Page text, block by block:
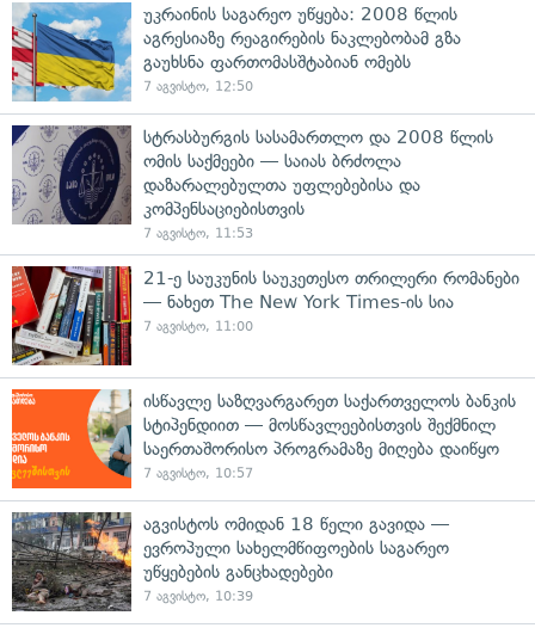
უკრაინის საგარეო უწყება: 2008 წლის
აგრესიაზე რეაგირების ნაკლებობამ გზა
გაუხსნა ფართომასშტაბიან ომებს
7 აგვისტო, 12:50
სტრასბურგის სასამართლო და 2008 წლის
ომის საქმეები — საიას ბრძოლა
დაზარალებულთა უფლებებისა და
კომპენსაციებისთვის
7 აგვისტო, 11:53
21-ე საუკუნის საუკეთესო თრილერი რომანები
— ნახეთ The New York Times-ის სია
7 აგვისტო, 11:00
ისწავლე საზღვარგარეთ საქართველოს ბანკის
სტიპენდიით — მოსწავლეებისთვის შექმნილ
საერთაშორისო პროგრამაზე მიღება დაიწყო
7 აგვისტო, 10:57
აგვისტოს ომიდან 18 წელი გავიდა —
ევროპული სახელმწიფოების საგარეო
უწყებების განცხადებები
7 აგვისტო, 10:39